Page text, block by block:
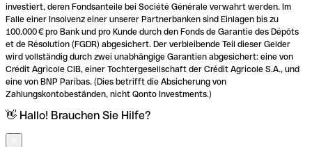
investiert, deren Fondsanteile bei Société Générale verwahrt werden. Im
Falle einer Insolvenz einer unserer Partnerbanken sind Einlagen bis zu
100.000 € pro Bank und pro Kunde durch den Fonds de Garantie des Dépôts
et de Résolution (FGDR) abgesichert. Der verbleibende Teil dieser Gelder
wird vollständig durch zwei unabhängige Garantien abgesichert: eine von
Crédit Agricole CIB, einer Tochtergesellschaft der Crédit Agricole S.A., und
eine von BNP Paribas. (Dies betrifft die Absicherung von
Zahlungskontobeständen, nicht Qonto Investments.)
👋 Hallo! Brauchen Sie Hilfe?